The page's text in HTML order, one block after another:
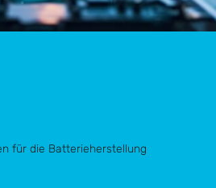
für die Batterieherstellung